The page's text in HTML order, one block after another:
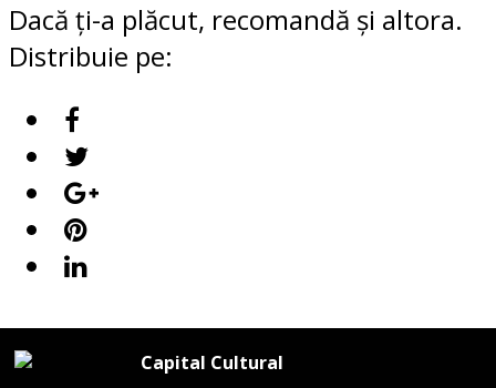
Dacă ți-a plăcut, recomandă și altora.
Distribuie pe:
Capital Cultural